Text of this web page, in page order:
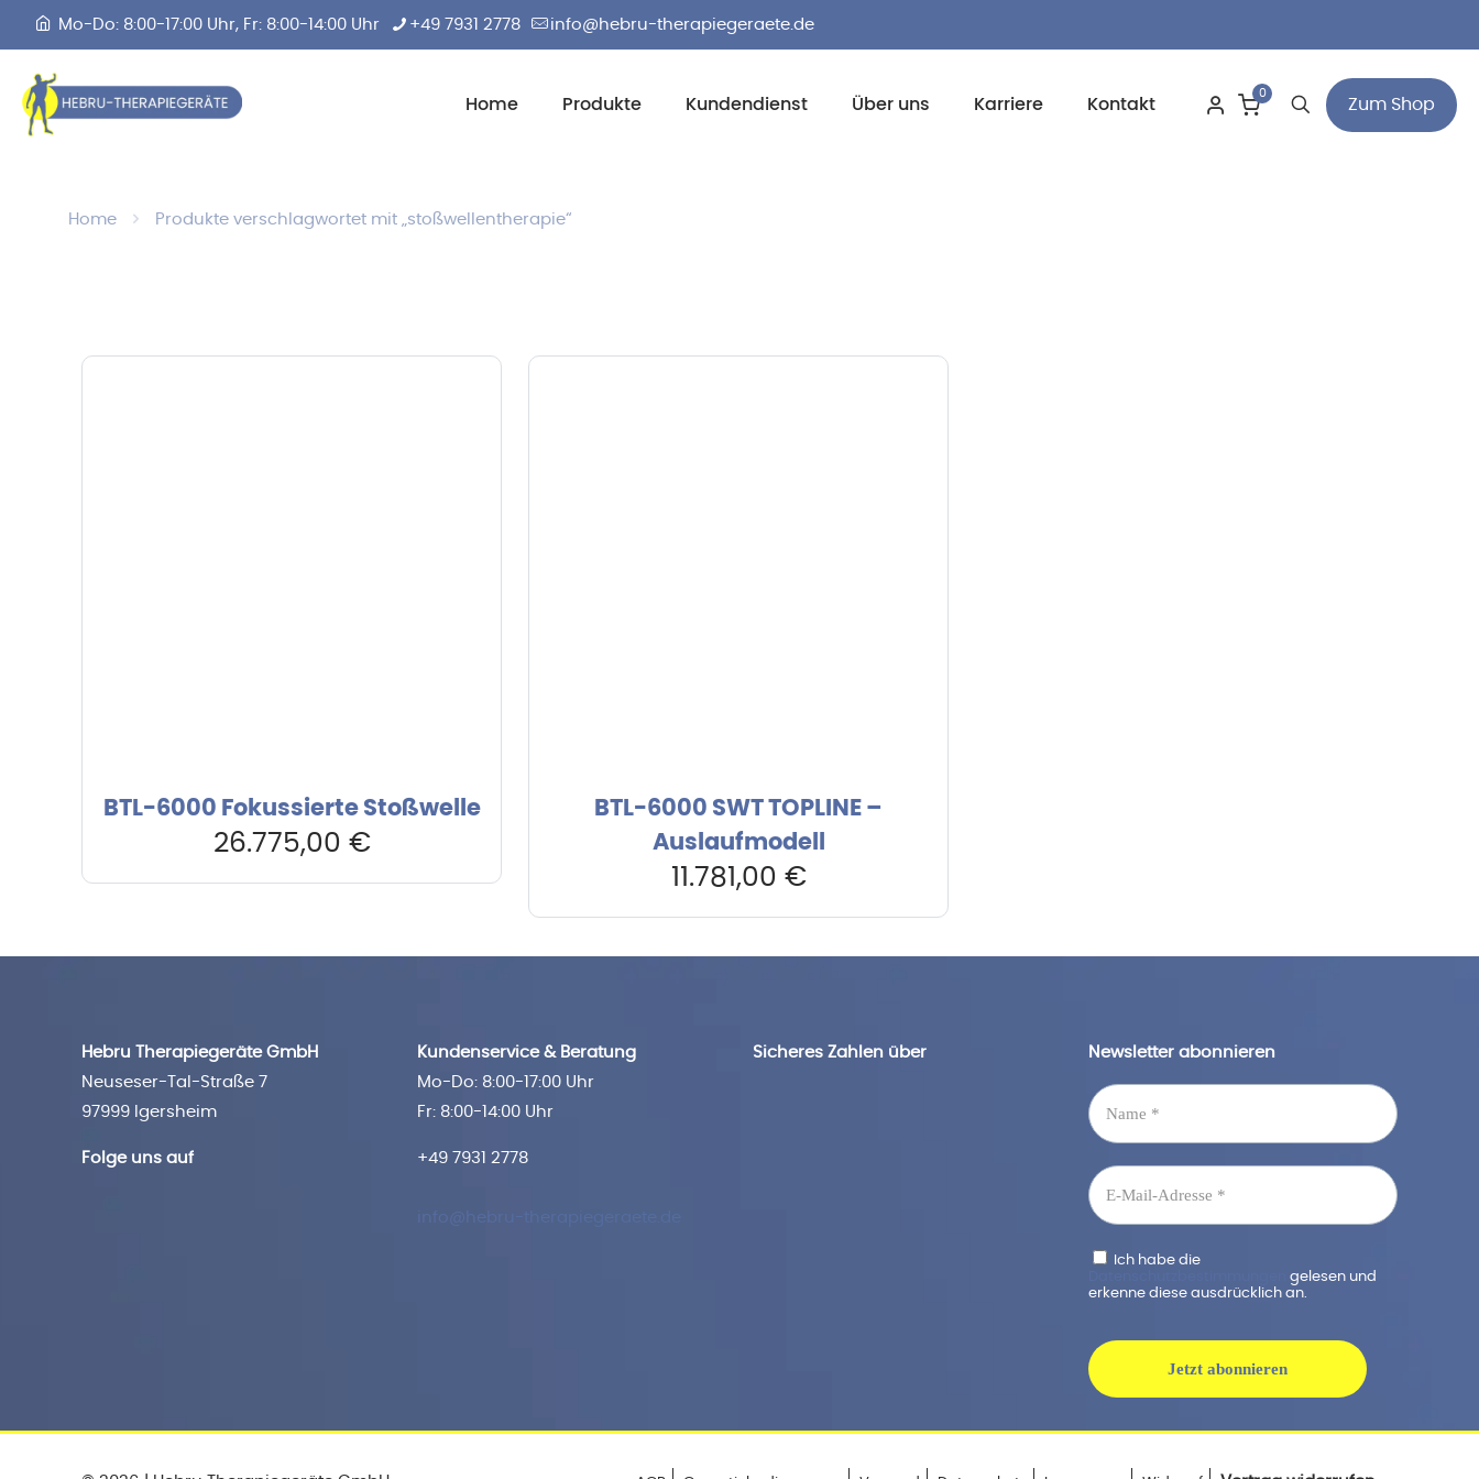
Mo-Do: 8:00-17:00 Uhr, Fr: 8:00-14:00 Uhr +49 7931 2778 info@hebru-therapiegeraete.de
Home Produkte Kundendienst Über uns Karriere Kontakt
0
Zum Shop
Home Produkte verschlagwortet mit „stoßwellentherapie“
BTL-6000 Fokussierte Stoßwelle
26.775,00 €
BTL-6000 SWT TOPLINE –
Auslaufmodell
11.781,00 €
Hebru Therapiegeräte GmbH
Neuseser-Tal-Straße 7
97999 Igersheim
Folge uns auf
Kundenservice & Beratung
Mo-Do: 8:00-17:00 Uhr
Fr: 8:00-14:00 Uhr
+49 7931 2778
info@hebru-therapiegeraete.de
Sicheres Zahlen über Newsletter abonnieren
Ich habe die
gelesen und
erkenne diese ausdrücklich an.